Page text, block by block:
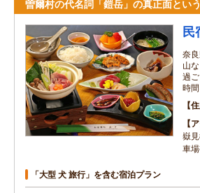
曽爾村の代名詞「鎧岳」の真正面とい
民
奈
山
過
時
嶽
車
「大型 犬 旅行」を含む宿泊プラン